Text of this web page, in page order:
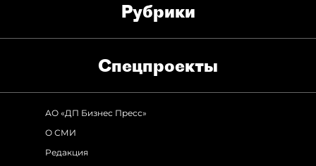
Рубрики
Спец­проекты
АО «ДП Бизнес Пресс»
О СМИ
Редакция